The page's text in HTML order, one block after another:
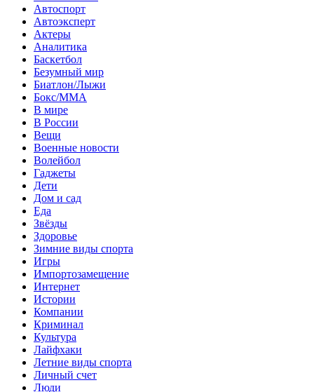
Автоспорт
Автоэксперт
Актеры
Аналитика
Баскетбол
Безумный мир
Биатлон/Лыжи
Бокс/MMA
В мире
В России
Вещи
Военные новости
Волейбол
Гаджеты
Дети
Дом и сад
Еда
Звёзды
Здоровье
Зимние виды спорта
Игры
Импортозамещение
Интернет
Истории
Компании
Криминал
Культура
Лайфхаки
Летние виды спорта
Личный счет
Люди